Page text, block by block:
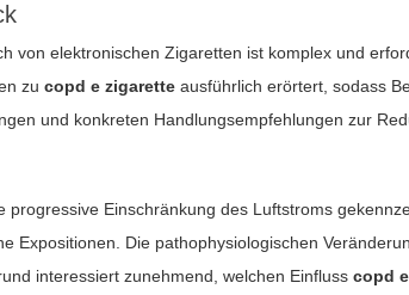
elektronischen Zigaretten ist komplex und
zucopd e zigarette ausführlich erörtert, sodass
und konkreten Handlungsempfehlungen zur
Einschränkung des Luftstroms
Expositionen. Die pathophysiologischen
interessiert zunehmend, welchen Einflusscopd